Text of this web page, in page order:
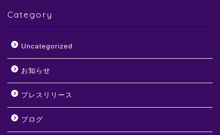
Category
Uncategorized
お知らせ
プレスリリース
ブログ